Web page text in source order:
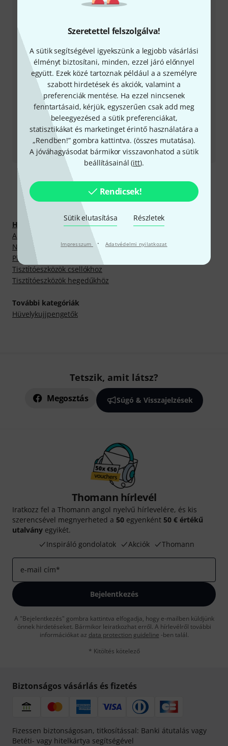
Szeretettel felszolgálva!
A sütik segítségével igyekszünk a legjobb vásárlási
élményt biztosítani, minden, ezzel járó előnnyel
együtt. Ezek közé tartoznak például a a személyre
szabott hirdetések és akciók, valamint a
preferenciák mentése. Ha ezzel nincsenek
fenntartásaid, kérjük, egyszerűen csak add meg
beleegyezésed a sütik preferenciákat,
statisztikákat és marketinget érintő használatára a
„Rendben!” gombra kattintva. (összes mutatása).
A jóváhagyásodat bármikor visszavonhatod a sütik
beállításainál (itt).
Rendicsek!
Sütik elutasítása Részletek
Impresszum · Adatvédelmi nyilatkozat
Készítsd elő ügyfélszámodat
Nyitvatartási idő (CEST - Közép-európai
Visszahívást kérek
Még több elérhetőség
Termék visszaküldése
Minden kapcsolattartó
Fedezz fel többet
Hagyományos hangszerek
Alkatrészek népi hangszerekhez
Nagybőgőgyanták
Plektrumok népi- és húros hangszerekhez
Tisztítóeszközök csellókhoz
Tisztítóeszközök hegedűkhöz
További kategóriák
Hüvelykujjpengetők
Tetszik, amit látsz?
Megosztás Súgó & Visszajelzések
Thomann hírlevél
Iratkozz fel a Thomann angol nyelvű hírlevelére, és kis
szerencsével megnyerheted a 50 egyenként 50 € értékű
utalvány egyikét.
Inspiráló gondolatok
Akciók Thomann
e-mail cím*
Bejelentkezés
A "Bejelentkezés" gombra kattintva elfogadja, hogy e-mailben küldjünk
önnek hirdetéseket. Bármikor leiratkozhat erről. A hírlevélről további
információkat az data protection guideline -ben talál.
* Kitöltés kötelező
Biztonságos vásárlás és fizetés
Fizessen biztonságosan, titkosítással: Banki átutalás vagy
Betéti- vagy hitelkártya segítségével